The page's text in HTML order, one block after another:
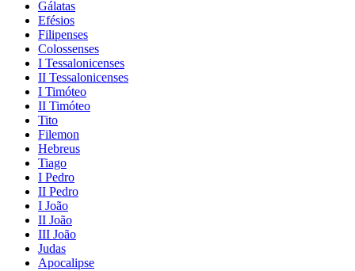
Gálatas
Efésios
Filipenses
Colossenses
I Tessalonicenses
II Tessalonicenses
I Timóteo
II Timóteo
Tito
Filemon
Hebreus
Tiago
I Pedro
II Pedro
I João
II João
III João
Judas
Apocalipse